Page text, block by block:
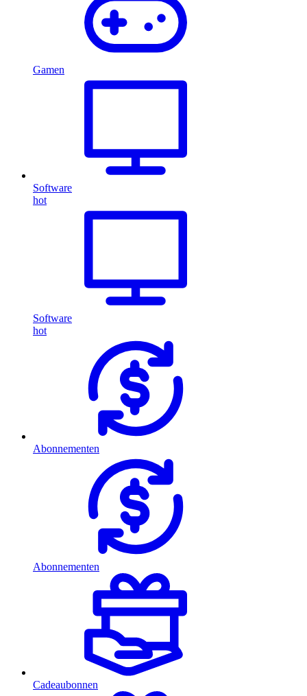
Gamen
Software
hot
Software
hot
Abonnementen
Abonnementen
Cadeaubonnen